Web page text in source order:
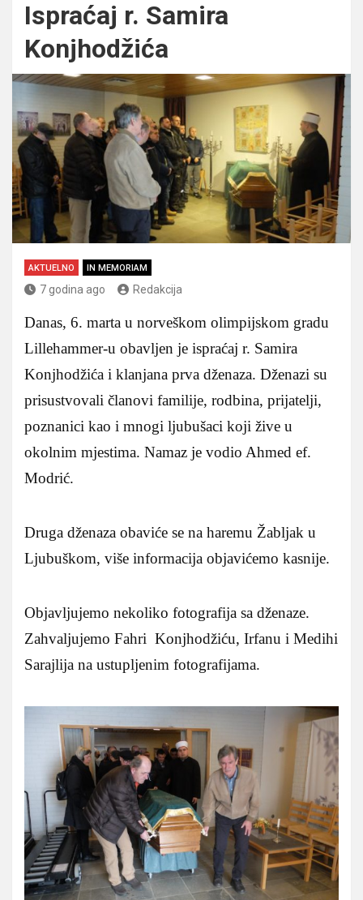
Ispraćaj r. Samira
Konjhodžića
AKTUELNO IN MEMORIAM
7 godina ago Redakcija
Danas, 6. marta u norveškom olimpijskom gradu
Lillehammer-u obavljen je ispraćaj r. Samira
Konjhodžića i klanjana prva dženaza. Dženazi su
prisustvovali članovi familije, rodbina, prijatelji,
poznanici kao i mnogi ljubušaci koji žive u
okolnim mjestima. Namaz je vodio Ahmed ef.
Modrić.
Druga dženaza obaviće se na haremu Žabljak u
Ljubuškom, više informacija objavićemo kasnije.
Objavljujemo nekoliko fotografija sa dženaze.
Zahvaljujemo Fahri Konjhodžiću, Irfanu i Medihi
Sarajlija na ustupljenim fotografijama.